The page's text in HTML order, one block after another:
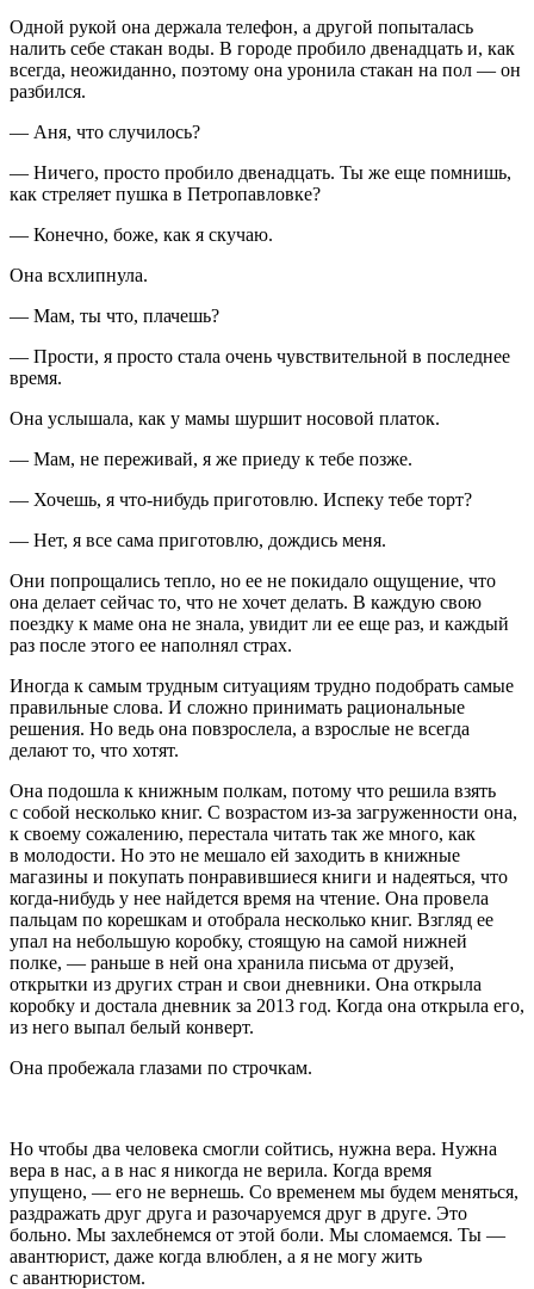
Одной рукой она держала телефон, а другой попыталась
налить себе стакан воды. В городе пробило двенадцать и, как
всегда, неожиданно, поэтому она уронила стакан на пол — он
разбился.
— Аня, что случилось?
— Ничего, просто пробило двенадцать. Ты же еще помнишь,
как стреляет пушка в Петропавловке?
— Конечно, боже, как я скучаю.
Она всхлипнула.
— Мам, ты что, плачешь?
— Прости, я просто стала очень чувствительной в последнее
время.
Она услышала, как у мамы шуршит носовой платок.
— Мам, не переживай, я же приеду к тебе позже.
— Хочешь, я что-нибудь приготовлю. Испеку тебе торт?
— Нет, я все сама приготовлю, дождись меня.
Они попрощались тепло, но ее не покидало ощущение, что
она делает сейчас то, что не хочет делать. В каждую свою
поездку к маме она не знала, увидит ли ее еще раз, и каждый
раз после этого ее наполнял страх.
Иногда к самым трудным ситуациям трудно подобрать самые
правильные слова. И сложно принимать рациональные
решения. Но ведь она повзрослела, а взрослые не всегда
делают то, что хотят.
Она подошла к книжным полкам, потому что решила взять
с собой несколько книг. С возрастом из-за загруженности она,
к своему сожалению, перестала читать так же много, как
в молодости. Но это не мешало ей заходить в книжные
магазины и покупать понравившиеся книги и надеяться, что
когда-нибудь у нее найдется время на чтение. Она провела
пальцам по корешкам и отобрала несколько книг. Взгляд ее
упал на небольшую коробку, стоящую на самой нижней
полке, — раньше в ней она хранила письма от друзей,
открытки из других стран и свои дневники. Она открыла
коробку и достала дневник за 2013 год. Когда она открыла его,
из него выпал белый конверт.
Она пробежала глазами по строчкам.
Но чтобы два человека смогли сойтись, нужна вера. Нужна
вера в нас, а в нас я никогда не верила. Когда время
упущено, — его не вернешь. Со временем мы будем меняться,
раздражать друг друга и разочаруемся друг в друге. Это
больно. Мы захлебнемся от этой боли. Мы сломаемся. Ты —
авантюрист, даже когда влюблен, а я не могу жить
с авантюристом.